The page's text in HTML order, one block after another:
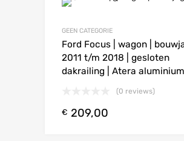
GEEN CATEGORIE
Ford Focus | wagon |
2011 t/m 2018 | gesloten
dakrailing | Atera aluminium
(0 reviews)
€ 209,00